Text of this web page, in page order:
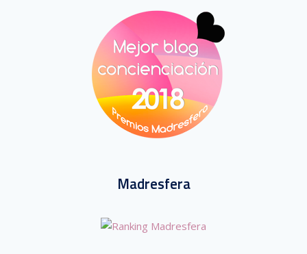
Madresfera